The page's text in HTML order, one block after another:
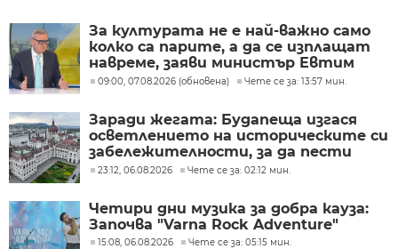
За културата не е най-важно само
колко са парите, а да се изплащат
навреме, заяви министър Евтим
Милошев
09:00, 07.08.2026 (обновена) Чете се за: 13:57 мин.
Заради жегата: Будапеща изгася
осветлението на историческите си
забележителности, за да пести
енергия
23:12, 06.08.2026 Чете се за: 02:12 мин.
Четири дни музика за добра кауза:
Започва "Varna Rock Adventure"
15:08, 06.08.2026 Чете се за: 05:15 мин.